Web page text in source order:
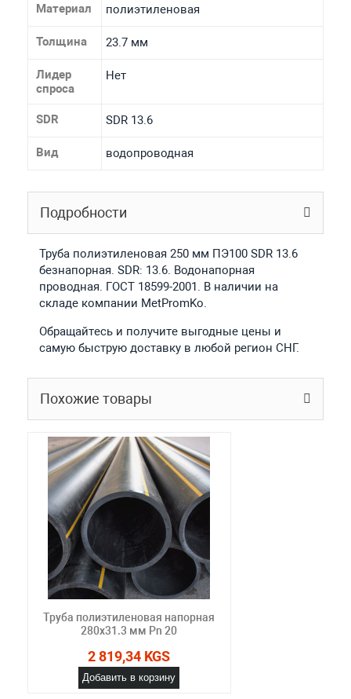
Материал полиэтиленовая
Толщина 23.7 мм
Лидер
спроса
Нет
SDR SDR 13.6
Вид водопроводная
Подробности
Труба полиэтиленовая 250 мм ПЭ100 SDR 13.6
безнапорная. SDR: 13.6. Водонапорная
проводная. ГОСТ 18599-2001. В наличии на
складе компании MetPromKo.
Обращайтесь и получите выгодные цены и
самую быструю доставку в любой регион СНГ.
Похожие товары
Труба полиэтиленовая напорная
280х31.3 мм Pn 20
2 819,34 KGS
Добавить в корзину